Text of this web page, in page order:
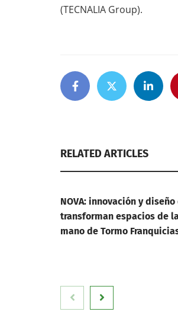
(TECNALIA Group).
RELATED ARTICLES
NOVA: innovación y diseño
transforman espacios de
mano de Tormo